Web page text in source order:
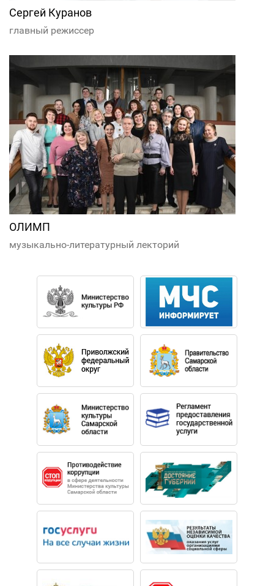
Сергей Куранов
главный режиссер
ОЛИМП
музыкально-литературный лекторий